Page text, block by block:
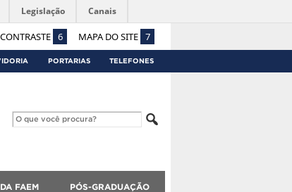
CONTRASTE 6 MAPA DO SITE 7
Legislação Canais
PORTARIAS TELEFONES
FAEM PÓS-GRADUAÇÃO